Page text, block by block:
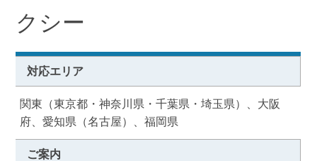
クシー
対応エリア
関東（東京都・神奈川県・千葉県・埼玉県）、大阪
府、愛知県（名古屋）、福岡県
ご案内